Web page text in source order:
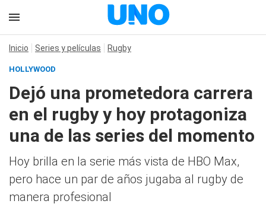
Inicio Series y películas Rugby
HOLLYWOOD
Dejó una prometedora carrera
en el rugby y hoy protagoniza
una de las series del momento
Hoy brilla en la serie más vista de HBO Max,
pero hace un par de años jugaba al rugby de
manera profesional